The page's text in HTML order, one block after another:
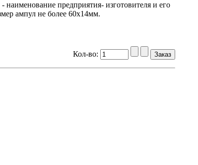
предприятия- изготовителя и его
ампул не более 60х14мм.
Кол-во: